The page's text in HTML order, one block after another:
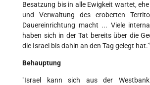
Besatzung bis in alle Ewigkeit wartet,
und Verwaltung des eroberten
Dauereinrichtung macht ... Viele
haben sich in der Tat bereits über die
die Israel bis dahin an den Tag gelegt hat."
Behauptung
"Israel kann sich aus der